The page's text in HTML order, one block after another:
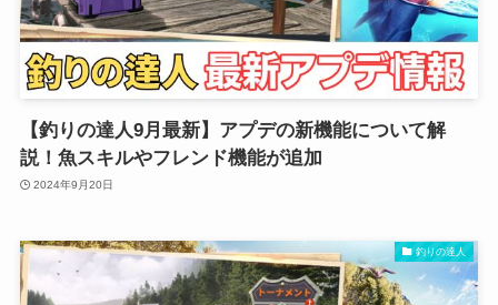
【釣りの達人9月最新】アプデの新機能について解
説！魚スキルやフレンド機能が追加
2024年9月20日
釣りの達人